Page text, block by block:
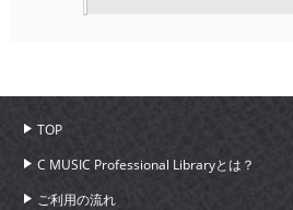
TOP
C MUSIC Professional Libraryとは？
ご利用の流れ